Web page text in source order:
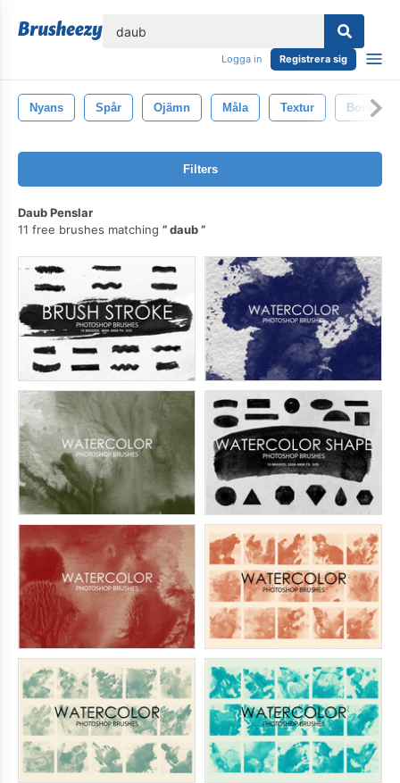
Logga in Registrera sig
Nyans Spår Ojämn Måla Textur Borsta
Filters
Daub Penslar
11 free brushes matching
daub